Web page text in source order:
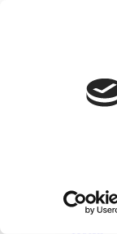
Što
Gastro
Suveniri